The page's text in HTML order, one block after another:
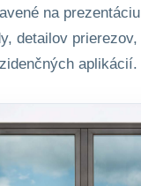
na
detailov
aplikácií.